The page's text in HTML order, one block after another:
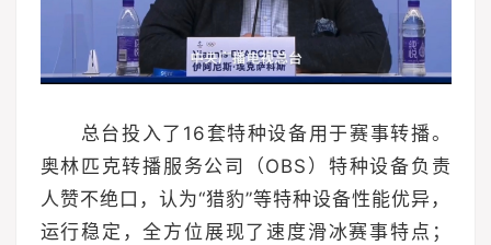
总台投入了16套特种设备用于赛事转播。
奥林匹克转播服务公司（OBS）特种设备负责
人赞不绝口，认为“猎豹”等特种设备性能优异，
运行稳定，全方位展现了速度滑冰赛事特点；